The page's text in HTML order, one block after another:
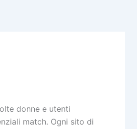
donne e utenti
match. Ogni sito di